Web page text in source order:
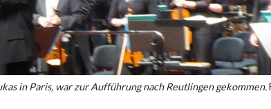
in Paris, war zur Aufführung nach Reutlingen gekommen.